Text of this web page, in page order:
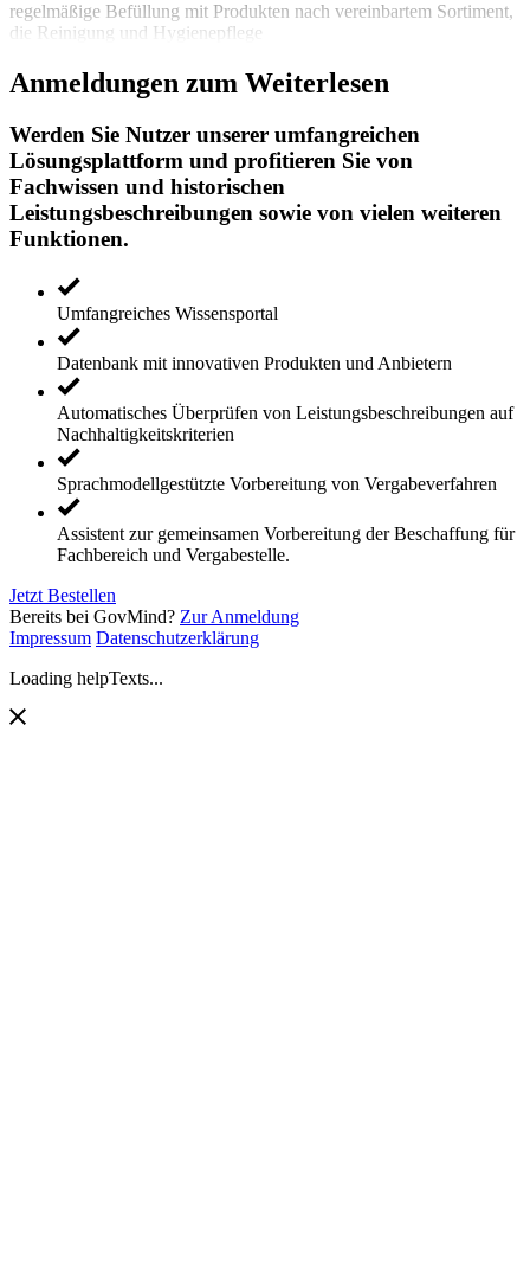
regelmäßige Befüllung mit Produkten nach vereinbartem Sortiment,
die Reinigung und Hygienepflege
Anmeldungen zum Weiterlesen
Werden Sie Nutzer unserer umfangreichen
Lösungsplattform und profitieren Sie von
Fachwissen und historischen
Leistungsbeschreibungen sowie von vielen weiteren
Funktionen.
Umfangreiches Wissensportal
Datenbank mit innovativen Produkten und Anbietern
Automatisches Überprüfen von Leistungsbeschreibungen auf
Nachhaltigkeitskriterien
Sprachmodellgestützte Vorbereitung von Vergabeverfahren
Assistent zur gemeinsamen Vorbereitung der Beschaffung für
Fachbereich und Vergabestelle.
Jetzt Bestellen
Bereits bei GovMind? Zur Anmeldung
Impressum Datenschutzerklärung
Loading helpTexts...